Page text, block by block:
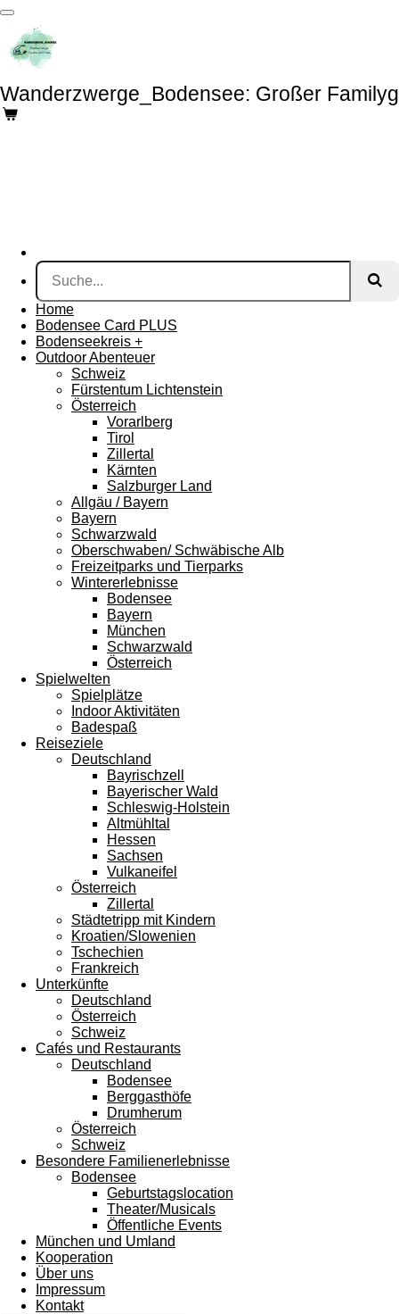
Zum
Hauptinhalt
springen
Wanderzwerge_Bodensee: Großer
Home
Bodensee Card PLUS
Bodenseekreis +
Outdoor Abenteuer
Schweiz
Fürstentum Lichtenstein
Österreich
Vorarlberg
Tirol
Zillertal
Kärnten
Salzburger Land
Allgäu / Bayern
Bayern
Schwarzwald
Oberschwaben/ Schwäbische Alb
Freizeitparks und Tierparks
Wintererlebnisse
Bodensee
Bayern
München
Schwarzwald
Österreich
Spielwelten
Spielplätze
Indoor Aktivitäten
Badespaß
Reiseziele
Deutschland
Bayrischzell
Bayerischer Wald
Schleswig-Holstein
Altmühltal
Hessen
Sachsen
Vulkaneifel
Österreich
Zillertal
Städtetripp mit Kindern
Kroatien/Slowenien
Tschechien
Frankreich
Unterkünfte
Deutschland
Österreich
Schweiz
Cafés und Restaurants
Deutschland
Bodensee
Berggasthöfe
Drumherum
Österreich
Schweiz
Besondere Familienerlebnisse
Bodensee
Geburtstagslocation
Theater/Musicals
Öffentliche Events
München und Umland
Kooperation
Über uns
Impressum
Kontakt